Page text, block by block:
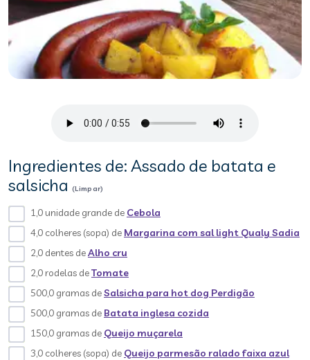
Ingredientes de: Assado de batata e
salsicha (Limpar)
1,0 unidade grande de Cebola
4,0 colheres (sopa) de Margarina com sal light Qualy Sadia
2,0 dentes deAlho cru
2,0 rodelas deTomate
500,0 gramas deSalsicha para hot dog Perdigão
500,0 gramas de Batata inglesa cozida
150,0 gramas de Queijo muçarela
3,0 colheres (sopa) de Queijo parmesão ralado faixa azul